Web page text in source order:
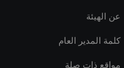
عن الهيئة
كلمة المدير العام
مواقع ذات صلة